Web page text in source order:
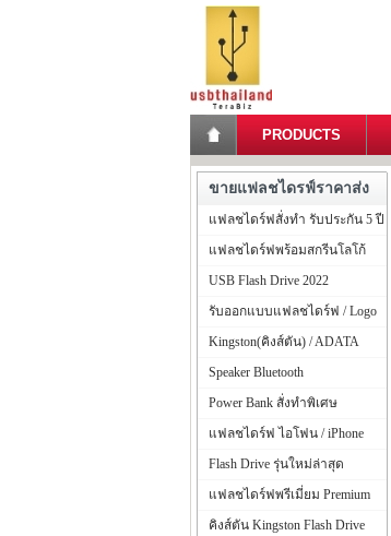
PRODUCTS
ขายแฟลชไดรฟ์ราคาส่ง
แฟลชไดร์ฟสั่งทำ รับประกัน 5 ปี
แฟลชไดร์ฟพร้อมสกรีนโลโก้
USB Flash Drive 2022
รับออกแบบแฟลชไดร์ฟ / Logo
Kingston(คิงส์ตัน) / ADATA
Speaker Bluetooth
Power Bank สั่งทำพิเศษ
แฟลชไดร์ฟ ไอโฟน / iPhone
Flash Drive รุ่นใหม่ล่าสุด
แฟลชไดร์ฟพรีเมี่ยม Premium
คิงส์ตัน Kingston Flash Drive